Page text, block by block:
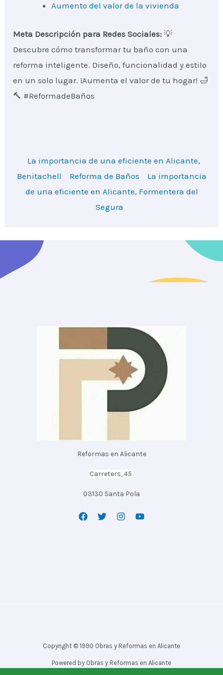
Aumento del valor de la vivienda
Meta Descripción para Redes Sociales: 💡
Descubre cómo transformar tu baño con una
reforma inteligente. Diseño, funcionalidad y estilo
en un solo lugar. ¡Aumenta el valor de tu hogar! 🛁
🔨 #ReformadeBaños
La importancia de una eficiente en Alicante,
Benitachell
Reforma de Baños
La importancia
de una eficiente en Alicante, Formentera del
Segura
Reformas en Alicante
Carreters, 45
03130 Santa Pola
Copyright © 1990 Obras y Reformas en Alicante
Powered by Obras y Reformas en Alicante